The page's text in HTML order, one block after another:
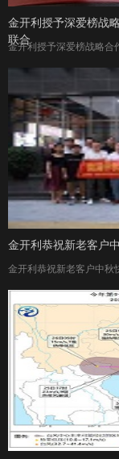
金开利授予深爱榜战
联合
金开利授予深爱榜战略合
金开利恭祝新老客户
金开利恭祝新老客户中秋